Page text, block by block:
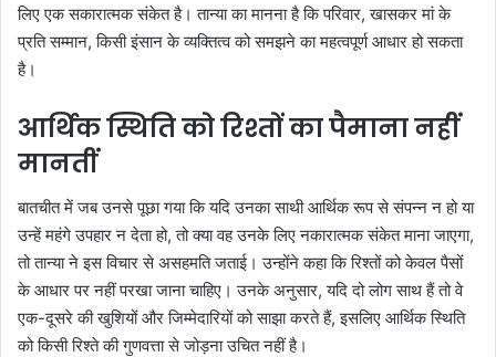
लिए एक सकारात्मक संकेत है। तान्या का मानना है कि परिवार, खासकर मां के
प्रति सम्मान, किसी इंसान के व्यक्तित्व को समझने का महत्वपूर्ण आधार हो सकता
है।
आर्थिक स्थिति को रिश्तों का पैमाना नहीं
मानतीं
बातचीत में जब उनसे पूछा गया कि यदि उनका साथी आर्थिक रूप से संपन्न न हो या
उन्हें महंगे उपहार न देता हो, तो क्या वह उनके लिए नकारात्मक संकेत माना जाएगा,
तो तान्या ने इस विचार से असहमति जताई। उन्होंने कहा कि रिश्तों को केवल पैसों
के आधार पर नहीं परखा जाना चाहिए। उनके अनुसार, यदि दो लोग साथ हैं तो वे
एक-दूसरे की खुशियों और जिम्मेदारियों को साझा करते हैं, इसलिए आर्थिक स्थिति
को किसी रिश्ते की गुणवत्ता से जोड़ना उचित नहीं है।